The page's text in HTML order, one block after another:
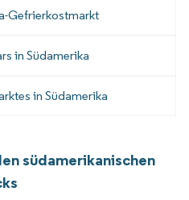
Gefrierkostmarkt
in Südamerika
in Südamerika
südamerikanischen